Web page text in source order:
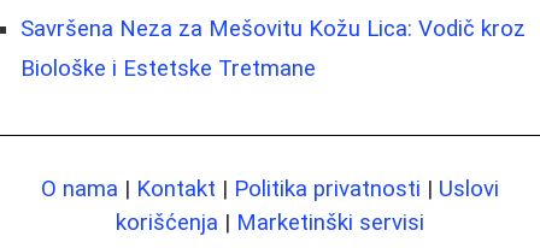
Savršena Neza za Mešovitu Kožu Lica: Vodič kroz
Biološke i Estetske Tretmane
O nama | Kontakt | Politika privatnosti | Uslovi
korišćenja | Marketinški servisi